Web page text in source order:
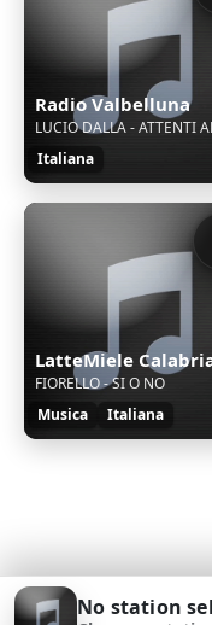
Radio Valbelluna
Italiana
LatteMiele
FIORELLO - SI O NO
Musica
Italiana
No station